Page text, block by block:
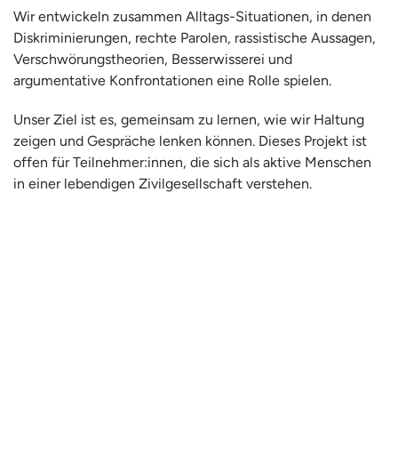
Wir entwickeln zusammen Alltags-Situationen, in denen
Diskriminierungen, rechte Parolen, rassistische Aussagen,
Verschwörungstheorien, Besserwisserei und
argumentative Konfrontationen eine Rolle spielen.
Unser Ziel ist es, gemeinsam zu lernen, wie wir Haltung
zeigen und Gespräche lenken können. Dieses Projekt ist
offen für Teilnehmer:innen, die sich als aktive Menschen
in einer lebendigen Zivilgesellschaft verstehen.